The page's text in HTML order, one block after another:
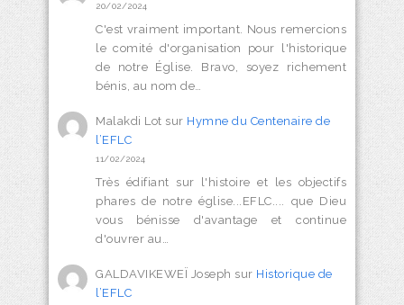
20/02/2024
C'est vraiment important. Nous remercions
le comité d'organisation pour l'historique
de notre Église. Bravo, soyez richement
bénis, au nom de…
Malakdi Lot sur Hymne du Centenaire de
l’EFLC
11/02/2024
Très édifiant sur l'histoire et les objectifs
phares de notre église...EFLC.... que Dieu
vous bénisse d'avantage et continue
d'ouvrer au…
GALDAVIKEWEÏ Joseph sur Historique de
l’EFLC